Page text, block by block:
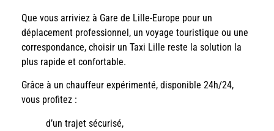
Que vous arriviez à Gare de Lille-Europe pour un
déplacement professionnel, un voyage touristique ou une
correspondance, choisir un Taxi Lille reste la solution la
plus rapide et confortable.
Grâce à un chauffeur expérimenté, disponible 24h/24,
vous profitez :
d’un trajet sécurisé,